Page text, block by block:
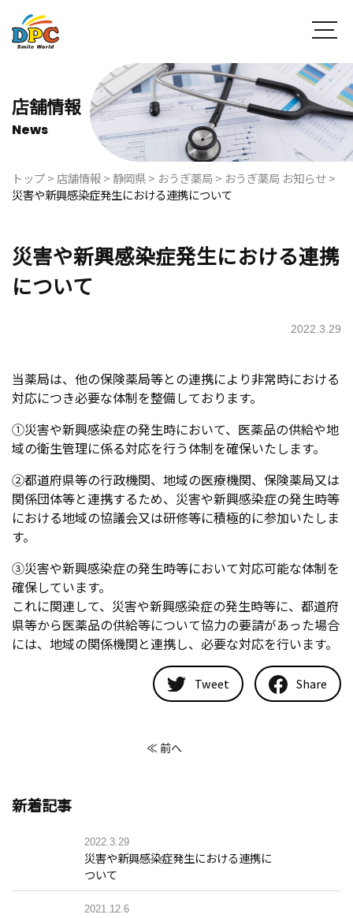
店舗情報
News
トップ> 店舗情報>静岡県> おうぎ薬局 > おうぎ薬局 お知らせ>
災害や新興感染症発生における連携について
災害や新興感染症発生における連携
について
2022.3.29
当薬局は、他の保険薬局等との連携により非常時における
対応につき必要な体制を整備しております。
①災害や新興感染症の発生時において、医薬品の供給や地
域の衛生管理に係る対応を行う体制を確保いたします。
②都道府県等の行政機関、地域の医療機関、保険薬局又は
関係団体等と連携するため、災害や新興感染症の発生時等
における地域の協議会又は研修等に積極的に参加いたしま
す。
③災害や新興感染症の発生時等において対応可能な体制を
確保しています。
これに関連して、災害や新興感染症の発生時等に、都道府
県等から医薬品の供給等について協力の要請があった場合
には、地域の関係機関と連携し、必要な対応を行います。
Tweet Share
≪ 前へ
新着記事
2022.3.29
災害や新興感染症発生における連携に
ついて
2021.12.6